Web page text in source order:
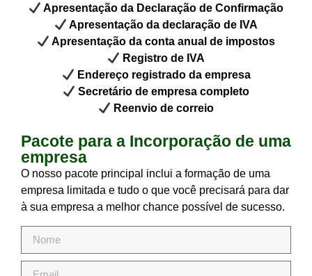
Apresentação da Declaração de Confirmação
Apresentação da declaração de IVA
Apresentação da conta anual de impostos
Registro de IVA
Endereço registrado da empresa
Secretário de empresa completo
Reenvio de correio
Pacote para a Incorporação de uma
empresa
O nosso pacote principal inclui a formação de uma
empresa limitada e tudo o que você precisará para dar
à sua empresa a melhor chance possível de sucesso.